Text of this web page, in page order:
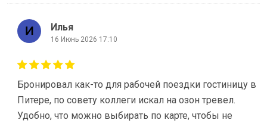
Илья
16 Июнь 2026 17:10
Бронировал как-то для рабочей поездки гостиницу в
Питере, по совету коллеги искал на озон тревел.
Удобно, что можно выбирать по карте, чтобы не